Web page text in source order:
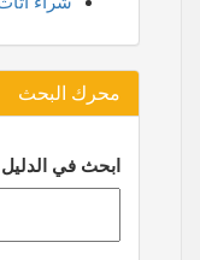
محرك البحث
ابحث في الدليل